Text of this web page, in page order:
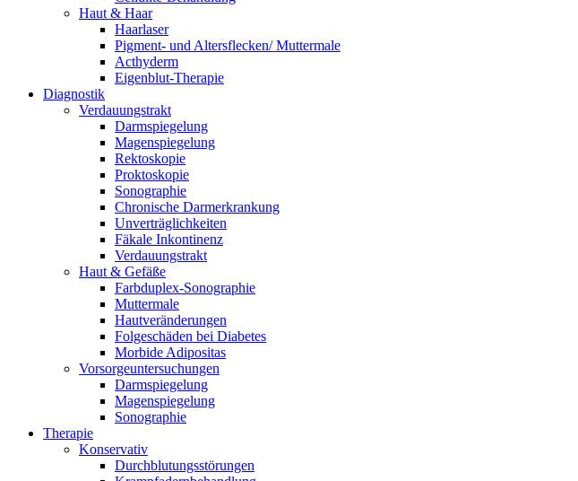
Haut & Haar
Haarlaser
Pigment- und Altersflecken/ Muttermale
Acthyderm
Eigenblut-Therapie
Diagnostik
Verdauungstrakt
Darmspiegelung
Magenspiegelung
Rektoskopie
Proktoskopie
Sonographie
Chronische Darmerkrankung
Unverträglichkeiten
Fäkale Inkontinenz
Verdauungstrakt
Haut & Gefäße
Farbduplex-Sonographie
Muttermale
Hautveränderungen
Folgeschäden bei Diabetes
Morbide Adipositas
Vorsorgeuntersuchungen
Darmspiegelung
Magenspiegelung
Sonographie
Therapie
Konservativ
Durchblutungsstörungen